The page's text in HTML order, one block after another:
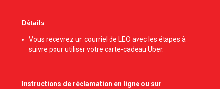
Détails
Vous recevrez un courriel de LEO avec les étapes à
suivre pour utiliser votre carte-cadeau Uber.
Instructions de réclamation en ligne ou sur